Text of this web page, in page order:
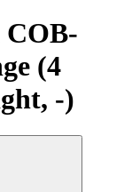
COB-
(4
-)